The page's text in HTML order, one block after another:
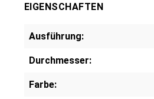
EIGENSCHAFTEN
Ausführung:
Durchmesser:
Farbe: